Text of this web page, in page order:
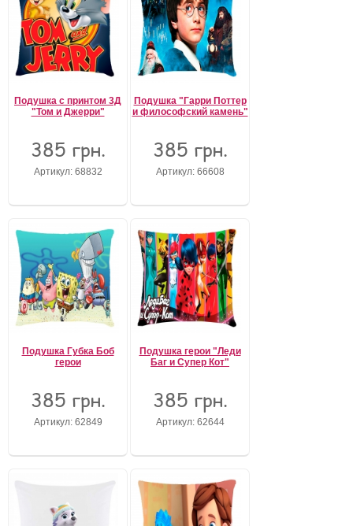
Подушка с принтом 3Д
"Том и Джерри"
385 грн.
Артикул: 68832
Подушка "Гарри Поттер
и философский камень"
385 грн.
Артикул: 66608
Подушка Губка Боб
герои
385 грн.
Артикул: 62849
Подушка герои "Леди
Баг и Супер Кот"
385 грн.
Артикул: 62644